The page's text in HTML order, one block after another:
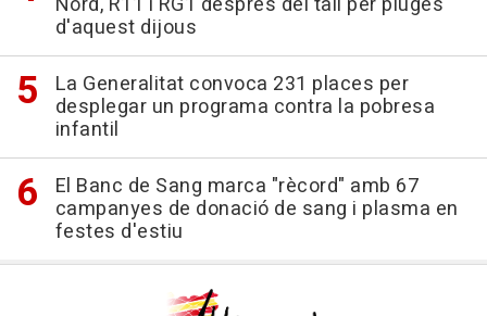
d'aquest dijous
La Generalitat convoca 231 places per
desplegar un programa contra la pobresa
infantil
El Banc de Sang marca "rècord" amb 67
campanyes de donació de sang i plasma en
festes d'estiu